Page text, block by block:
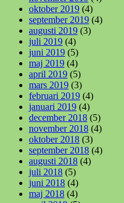
oktober 2019 (4)
september 2019 (4)
augusti 2019 (3)
juli 2019 (4)
juni 2019 (5)
maj 2019 (4)
april 2019 (5)
mars 2019 (3)
februari 2019 (4)
januari 2019 (4)
december 2018 (5)
november 2018 (4)
oktober 2018 (3)
september 2018 (4)
augusti 2018 (4)
juli 2018 (5)
juni 2018 (4)
maj 2018 (4)